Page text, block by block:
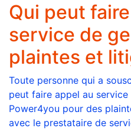
Qui peut
service de
plaintes et
Toute personne qui a
peut faire appel au
Power4you pour des
avec le prestataire de